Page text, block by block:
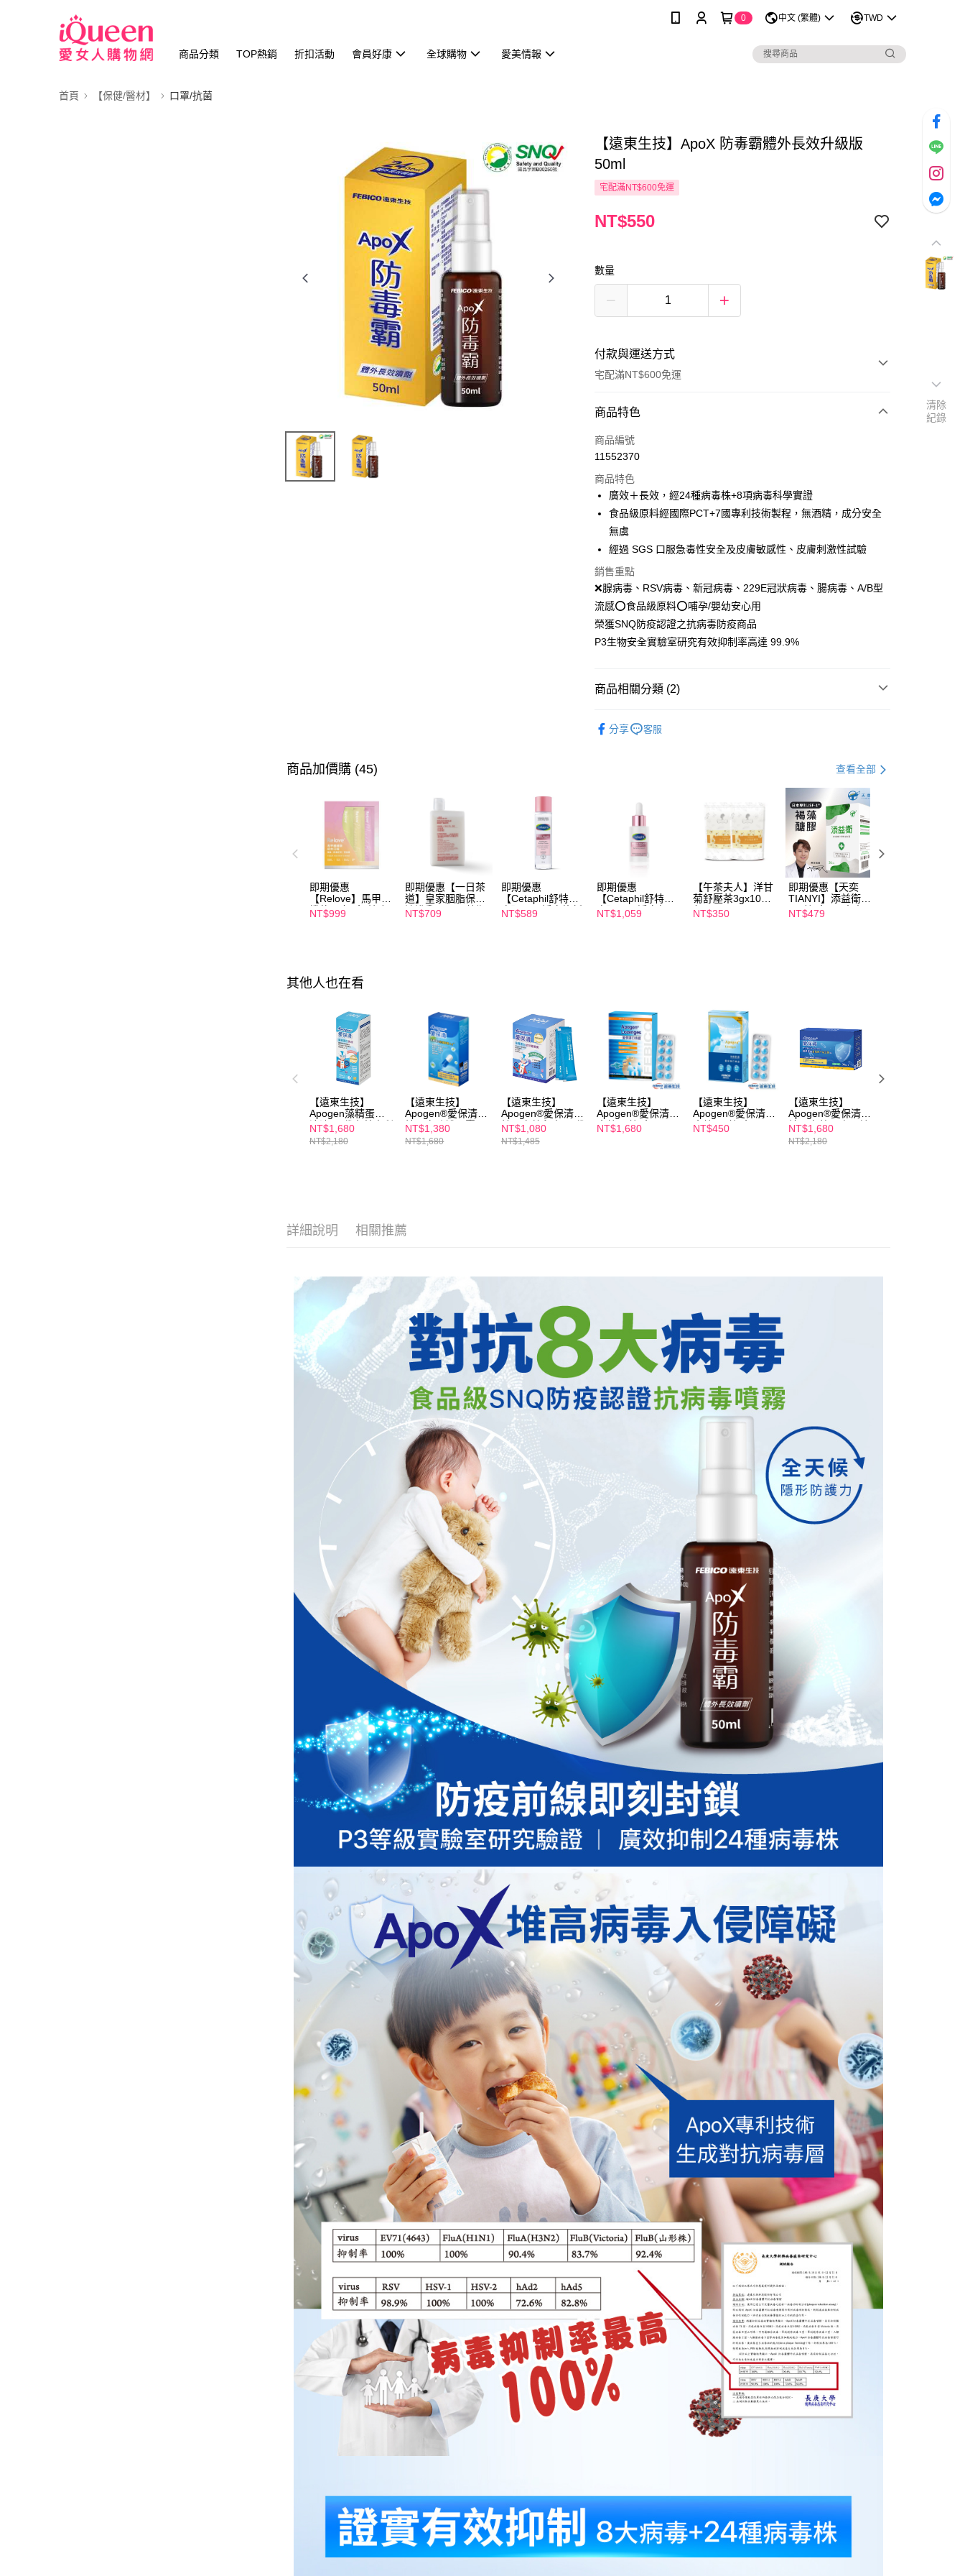
0 中文 (繁體) TWD
商品分類 TOP熱銷 折扣活動 會員好康 全球購物 愛美情報
首頁 【保健/醫材】 口罩/抗菌
【遠東生技】ApoX 防毒霸體外長效升級版
50ml
宅配滿NT$600免運
NT$550
數量
付款與運送方式
宅配滿NT$600免運
付款方式
信用卡一次付款
Apple Pay
街口支付
悠遊付
Google Pay
AFTEE先享後付
相關說明
便利好安心！
１．簡單：不需註冊會員、不需綁卡、不需儲值。
３．收到繳費通知簡訊後14天內，點擊此簡訊中的連結，可透過四大超商
／ATM／網路銀行／等多元方式進行付款，方視為交易完成。
※ 請注意：結帳手續完成當下不需立刻繳費，但若您需要取消訂單，請聯
絡購買商品的店家。未經商家同意取消之訂單仍視為有效，需透過AFTEE
先享後付繳納相關費用。
※ 交易是否成功請以「AFTEE先享後付 」之結帳頁面顯示為準，若有關於
是否繳費成功／繳費後需取消欲退款等相關疑問，請聯繫「AFTEE先享後
付客戶支援中心」
https://netprotections.freshdesk.com/support/home
【注意事項】
任。
４．使用「AFTEE先享後付」時，將依據個別帳號之用戶狀況，依本公司
即時審查核予不同之上限額度；若仍有額度不足之情形，本公司將視審查
結果請求用戶進行身份認證。
５．嚴禁一人註冊多個帳號或使用他人資訊註冊。若發現惡意使用之情
形，恩沛科技股份有限公司將有權停止該用戶之使用額度並採取法律行
動。
宅配
每筆NT$150，滿NT$1,500(含以上)免運費
商品特色
商品編號
11552370
商品特色
廣效＋長效，經24種病毒株+8項病毒科學實證
食品級原料經國際PCT+7國專利技術製程，無酒精，成分安全
無虞
經過 SGS 口服急毒性安全及皮膚敏感性、皮膚刺激性試驗
銷售重點
❌腺病毒、RSV病毒、新冠病毒、229E冠狀病毒、腸病毒、A/B型
流感⭕️食品級原料⭕️哺孕/嬰幼安心用
榮獲SNQ防疫認證之抗病毒防疫商品
P3生物安全實驗室研究有效抑制率高達 99.9%
商品相關分類 (2)
分享 客服
商品加價購 (45) 查看全部
即期優惠
【Relove】馬甲纖
纖飲24包/盒-綜合
口味(效期2027-
NT$999
即期優惠【一日茶
道】皇家胭脂保濕
沐浴乳600ml 效期
2027/2/19
NT$709
即期優惠
【Cetaphil舒特
膚】BHR淨白煥新
化妝水 150mL 效
NT$589
即期優惠
【Cetaphil舒特
膚】BHR淨白無暇
精華液 30ml 效期
NT$1,059
【午茶夫人】洋甘
菊舒壓茶3gx10入/
包 x2
NT$350
即期優惠【天奕
TIANYI】添益衛
(30粒/盒) 日本專
利JSF-1®褐藻醣
NT$479
其他人也在看
【遠東生技】
Apogen藻精蛋白
滴液-二代台美專利
防護再升級(30ml/
瓶)
NT$1,680
NT$2,180
【遠東生技】
Apogen®愛保清藻
精蛋白防護膠囊
4.0+(30粒/盒) 二
代台美專利 防護再
NT$1,380
NT$1,680
【遠東生技】
Apogen®愛保清藻
精蛋白幼兒素-二代
台美專利 防護再升
級(60包/盒)
NT$1,080
NT$1,485
【遠東生技】
Apogen®愛保清口
含錠30錠/盒
NT$1,680
【遠東生技】
Apogen®愛保清口
含錠(10錠/盒)
NT$450
【遠東生技】
Apogen®愛保清藻
精蛋白藍晶孢子益
生菌顆粒-二代台美
專利 防護再升級
NT$1,680
NT$2,180
詳細說明 相關推薦
清除
紀錄